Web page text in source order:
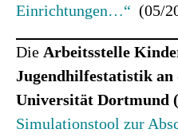
Einrichtungen…“ (05/
Die Arbeitsstelle
Jugendhilfestatistik an
Universität Dortmund
Simulationstool zur